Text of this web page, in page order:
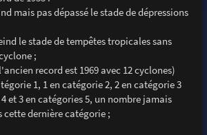
mais pas dépassé le stade de dépressions
le stade de tempêtes tropicales sans
;
record est 1969 avec 12 cyclones)
1, 1 en catégorie 2, 2 en catégorie 3
et 3 en catégories 5, un nombre jamais
dernière catégorie ;